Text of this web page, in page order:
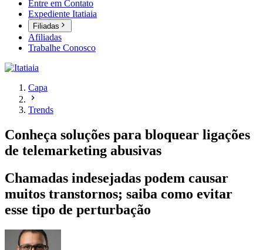
Entre em Contato
Expediente Itatiaia
Filiadas
Afiliadas
Trabalhe Conosco
Capa
Trends
Conheça soluções para bloquear ligações
de telemarketing abusivas
Chamadas indesejadas podem causar
muitos transtornos; saiba como evitar
esse tipo de perturbação